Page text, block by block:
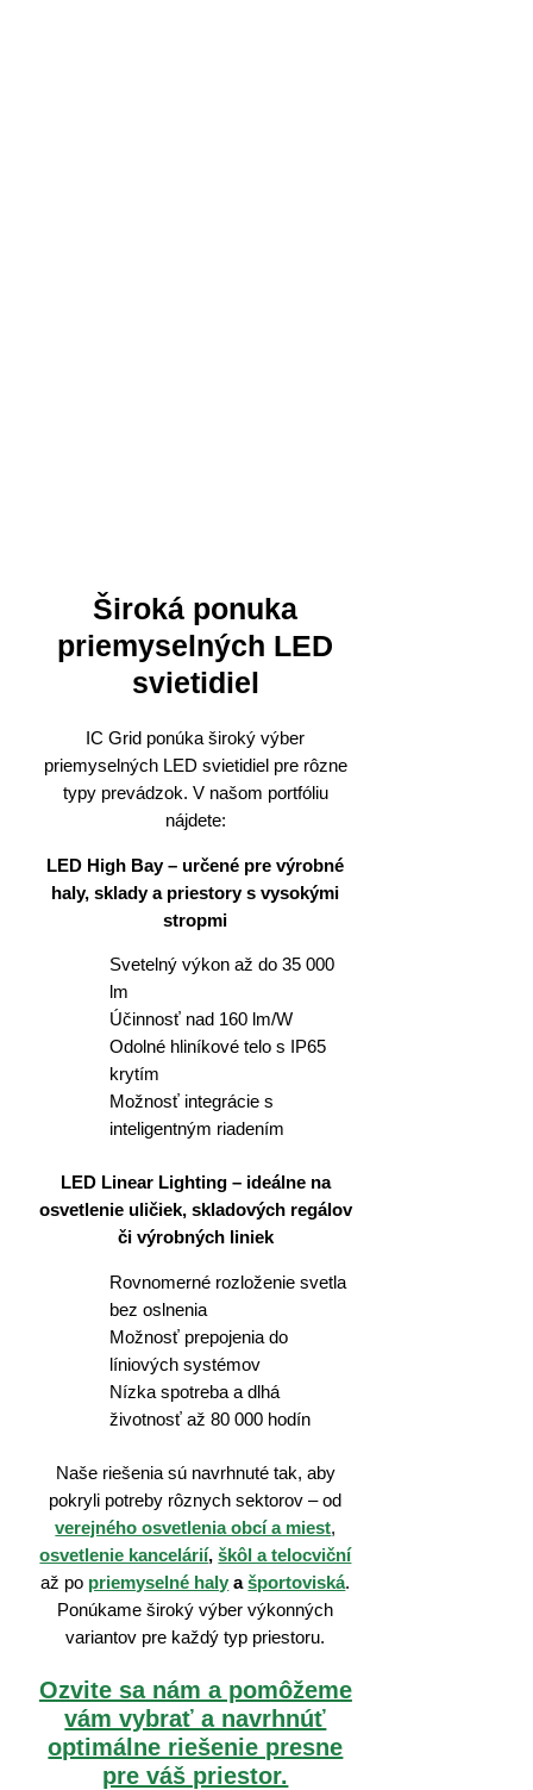
Široká ponuka
priemyselných LED
svietidiel
IC Grid ponúka široký výber
priemyselných LED svietidiel pre rôzne
typy prevádzok. V našom portfóliu
nájdete:
LED High Bay – určené pre výrobné
haly, sklady a priestory s vysokými
stropmi
Svetelný výkon až do 35 000
lm
Účinnosť nad 160 lm/W
Odolné hliníkové telo s IP65
krytím
Možnosť integrácie s
inteligentným riadením
LED Linear Lighting – ideálne na
osvetlenie uličiek, skladových regálov
či výrobných liniek
Rovnomerné rozloženie svetla
bez oslnenia
Možnosť prepojenia do
líniových systémov
Nízka spotreba a dlhá
životnosť až 80 000 hodín
Naše riešenia sú navrhnuté tak, aby
pokryli potreby rôznych sektorov – od
verejného osvetlenia obcí a miest,
osvetlenie kancelárií,škôl a telocviční
až po priemyselné haly ašportoviská.
Ponúkame široký výber výkonných
variantov pre každý typ priestoru.
Ozvite sa nám a pomôžeme
vám vybrať a navrhnúť
optimálne riešenie presne
pre váš priestor.